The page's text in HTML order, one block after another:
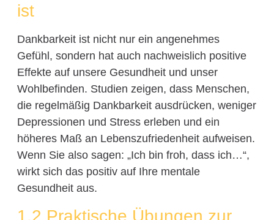
ist
Dankbarkeit ist nicht nur ein angenehmes
Gefühl, sondern hat auch nachweislich positive
Effekte auf unsere Gesundheit und unser
Wohlbefinden. Studien zeigen, dass Menschen,
die regelmäßig Dankbarkeit ausdrücken, weniger
Depressionen und Stress erleben und ein
höheres Maß an Lebenszufriedenheit aufweisen.
Wenn Sie also sagen: „Ich bin froh, dass ich…“,
wirkt sich das positiv auf Ihre mentale
Gesundheit aus.
1.2 Praktische Übungen zur